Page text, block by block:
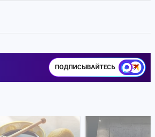
ПОДПИСЫВАЙТЕСЬ